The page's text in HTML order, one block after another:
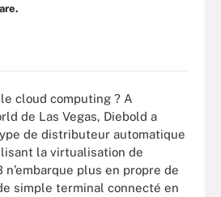
le cloud computing ? A
de Las Vegas, Diebold a
de distributeur automatique
la virtualisation de
n’embarque plus en propre de
simple terminal connecté en